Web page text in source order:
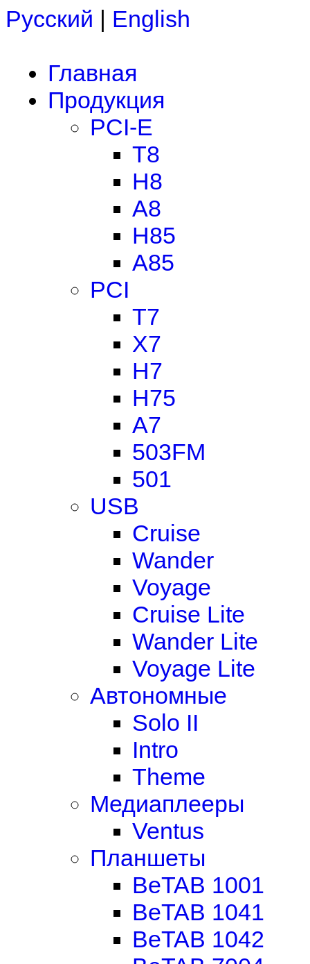
Русский | English
Главная
Продукция
PCI-E
T8
H8
A8
H85
A85
PCI
T7
X7
H7
H75
A7
503FM
501
USB
Cruise
Wander
Voyage
Cruise Lite
Wander Lite
Voyage Lite
Автономные
Solo II
Intro
Theme
Медиаплееры
Ventus
Планшеты
BeTAB 1001
BeTAB 1041
BeTAB 1042